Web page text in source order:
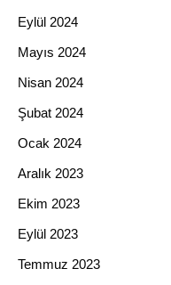
Eylül 2024
Mayıs 2024
Nisan 2024
Şubat 2024
Ocak 2024
Aralık 2023
Ekim 2023
Eylül 2023
Temmuz 2023